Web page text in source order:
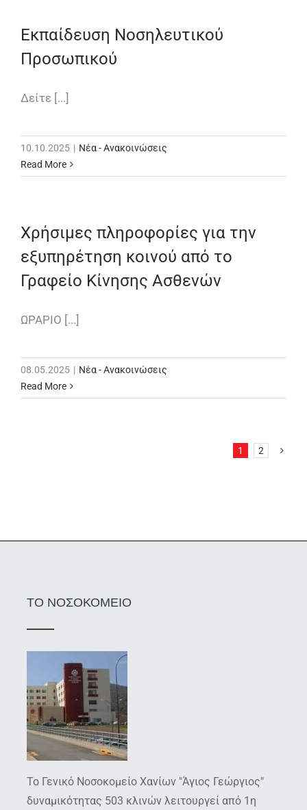
Εκπαίδευση Νοσηλευτικού
Προσωπικού
Δείτε [...]
10.10.2025 | Νέα - Ανακοινώσεις
Read More
Χρήσιμες πληροφορίες για την
εξυπηρέτηση κοινού από το
Γραφείο Κίνησης Ασθενών
ΩΡΑΡΙΟ [...]
08.05.2025 | Νέα - Ανακοινώσεις
Read More
1 2
ΤΟ ΝΟΣΟΚΟΜΕΙΟ
Το Γενικό Νοσοκομείο Χανίων "Άγιος Γεώργιος"
δυναμικότητας 503 κλινών λειτουργεί από 1η